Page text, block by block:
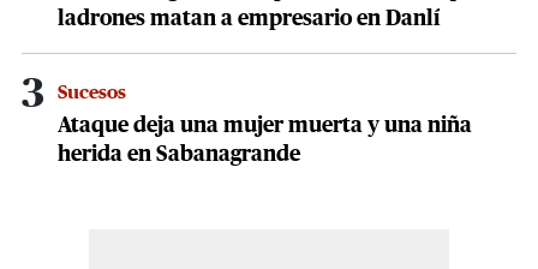
ladrones matan a empresario en Danlí
3 Sucesos
Ataque deja una mujer muerta y una niña
herida en Sabanagrande